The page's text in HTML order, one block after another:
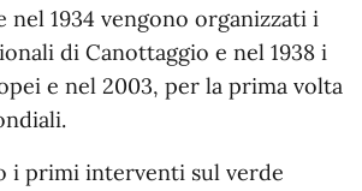
nel 1934 vengono organizzati i
di Canottaggio e nel 1938 i
e nel 2003, per la prima volta
i primi interventi sul verde